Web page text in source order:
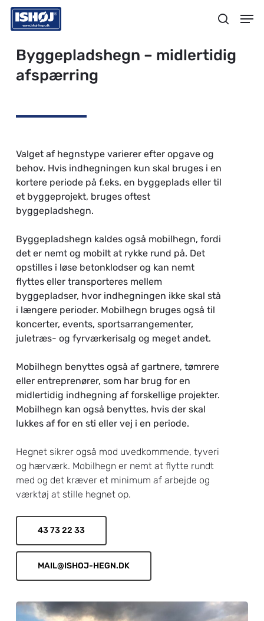
Skip
main
content
search
Byggepladshegn – midlertidig
afspærring
Valget af hegnstype varierer efter opgave og
behov. Hvis indhegningen kun skal bruges i en
kortere periode på f.eks. en byggeplads eller til
et byggeprojekt, bruges oftest
byggepladshegn.
Byggepladshegn kaldes også mobilhegn, fordi
det er nemt og mobilt at rykke rund på. Det
opstilles i løse betonklodser og kan nemt
flyttes eller transporteres mellem
byggepladser, hvor indhegningen ikke skal stå
i længere perioder. Mobilhegn bruges også til
koncerter, events, sportsarrangementer,
juletræs- og fyrværkerisalg og meget andet.
Mobilhegn benyttes også af gartnere, tømrere
eller entreprenører, som har brug for en
midlertidig indhegning af forskellige projekter.
Mobilhegn kan også benyttes, hvis der skal
lukkes af for en sti eller vej i en periode.
Hegnet sikrer også mod uvedkommende, tyveri
og hærværk. Mobilhegn er nemt at flytte rundt
med og det kræver et minimum af arbejde og
værktøj at stille hegnet op.
43 73 22 33
MAIL@ISHOJ-HEGN.DK